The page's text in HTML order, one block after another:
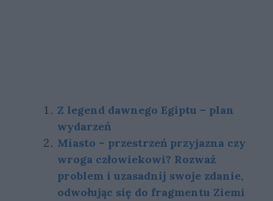
Z legend dawnego Egiptu – plan
wydarzeń
Miasto – przestrzeń przyjazna czy
wroga człowiekowi? Rozważ
problem i uzasadnij swoje zdanie,
odwołując się do fragmentu Ziemi